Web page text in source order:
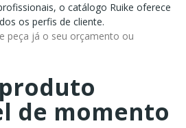
o catálogo Ruike oferece
os perfis de cliente.
peça já o seu orçamento ou
de momento